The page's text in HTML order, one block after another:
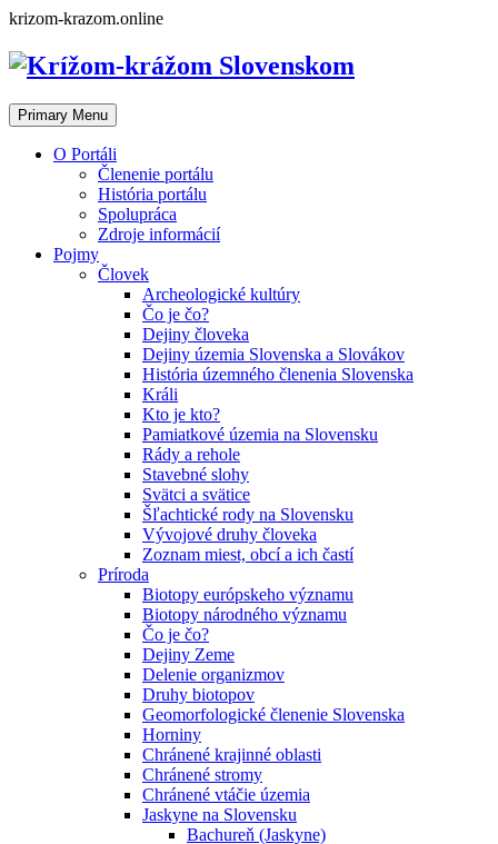
Skip
content
krizom-krazom.online
Primary Menu
O Portáli
Členenie portálu
História portálu
Spolupráca
Zdroje informácií
Pojmy
Človek
Archeologické kultúry
Čo je čo?
Dejiny človeka
Dejiny územia Slovenska a Slovákov
História územného členenia Slovenska
Králi
Kto je kto?
Pamiatkové územia na Slovensku
Rády a rehole
Stavebné slohy
Svätci a svätice
Šľachtické rody na Slovensku
Vývojové druhy človeka
Zoznam miest, obcí a ich častí
Príroda
Biotopy európskeho významu
Biotopy národného významu
Čo je čo?
Dejiny Zeme
Delenie organizmov
Druhy biotopov
Geomorfologické členenie Slovenska
Horniny
Chránené krajinné oblasti
Chránené stromy
Chránené vtáčie územia
Jaskyne na Slovensku
Bachureň (Jaskyne)